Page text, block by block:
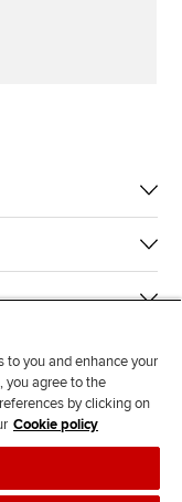
to you and enhance your
you agree to the
by clicking on
Cookie policy